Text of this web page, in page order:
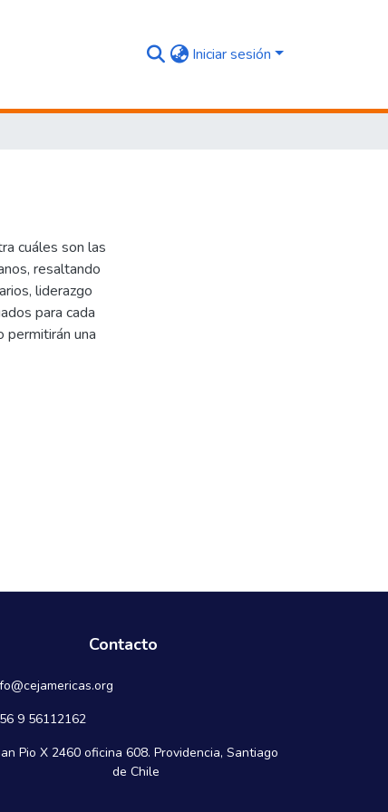
Iniciar sesión
cuáles son las
resaltando
liderazgo
para cada
una
Contacto
9 56112162
Pio X 2460 oficina 608. Providencia, Santiago
de Chile